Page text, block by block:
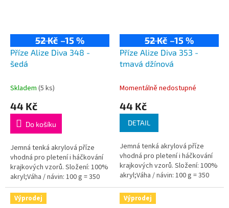
52 Kč –15 %
Příze Alize Diva 348 -
šedá
Skladem (5 ks)
44 Kč
Do košíku
Jemná tenká akrylová příze
vhodná pro pletení i háčkování
krajkových vzorů. Složení: 100%
akryl;Váha / návin: 100 g = 350
m;Doporučená velikost jehlic /...
52 Kč –15 %
Příze Alize Diva 353 -
tmavá džínová
Momentálně nedostupné
44 Kč
DETAIL
Jemná tenká akrylová příze
vhodná pro pletení i háčkování
krajkových vzorů. Složení: 100%
akryl;Váha / návin: 100 g = 350
m;Doporučená velikost jehlic /...
Výprodej Výprodej